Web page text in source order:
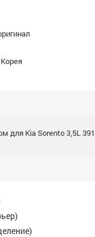
Корея
для Kia Sorento 3,5L